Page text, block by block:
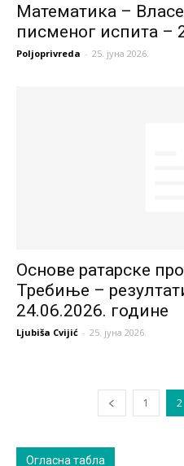
Математика –
писменог испита –
Poljoprivreda - 25. јуна 2026.
Основе ратарске
Требиње –
24.06.2026. године
Ljubiša Cvijić - 25. јуна 2026.
1 2
Огласна табла